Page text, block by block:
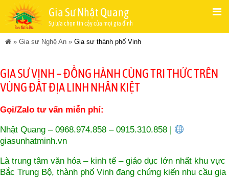
Gia Sư Nhật Quang
Sự lựa chọn tin cậy của mọi gia đình
» Gia sư Nghệ An » Gia sư thành phố Vinh
GIA SƯ VINH – ĐỒNG HÀNH CÙNG TRI THỨC TRÊN
VÙNG ĐẤT ĐỊA LINH NHÂN KIỆT
Gọi/Zalo tư vấn miễn phí:
Nhật Quang – 0968.974.858 – 0915.310.858 |
giasunhatminh.vn
Là trung tâm văn hóa – kinh tế – giáo dục lớn nhất khu vực
Bắc Trung Bộ, thành phố Vinh đang chứng kiến nhu cầu gia